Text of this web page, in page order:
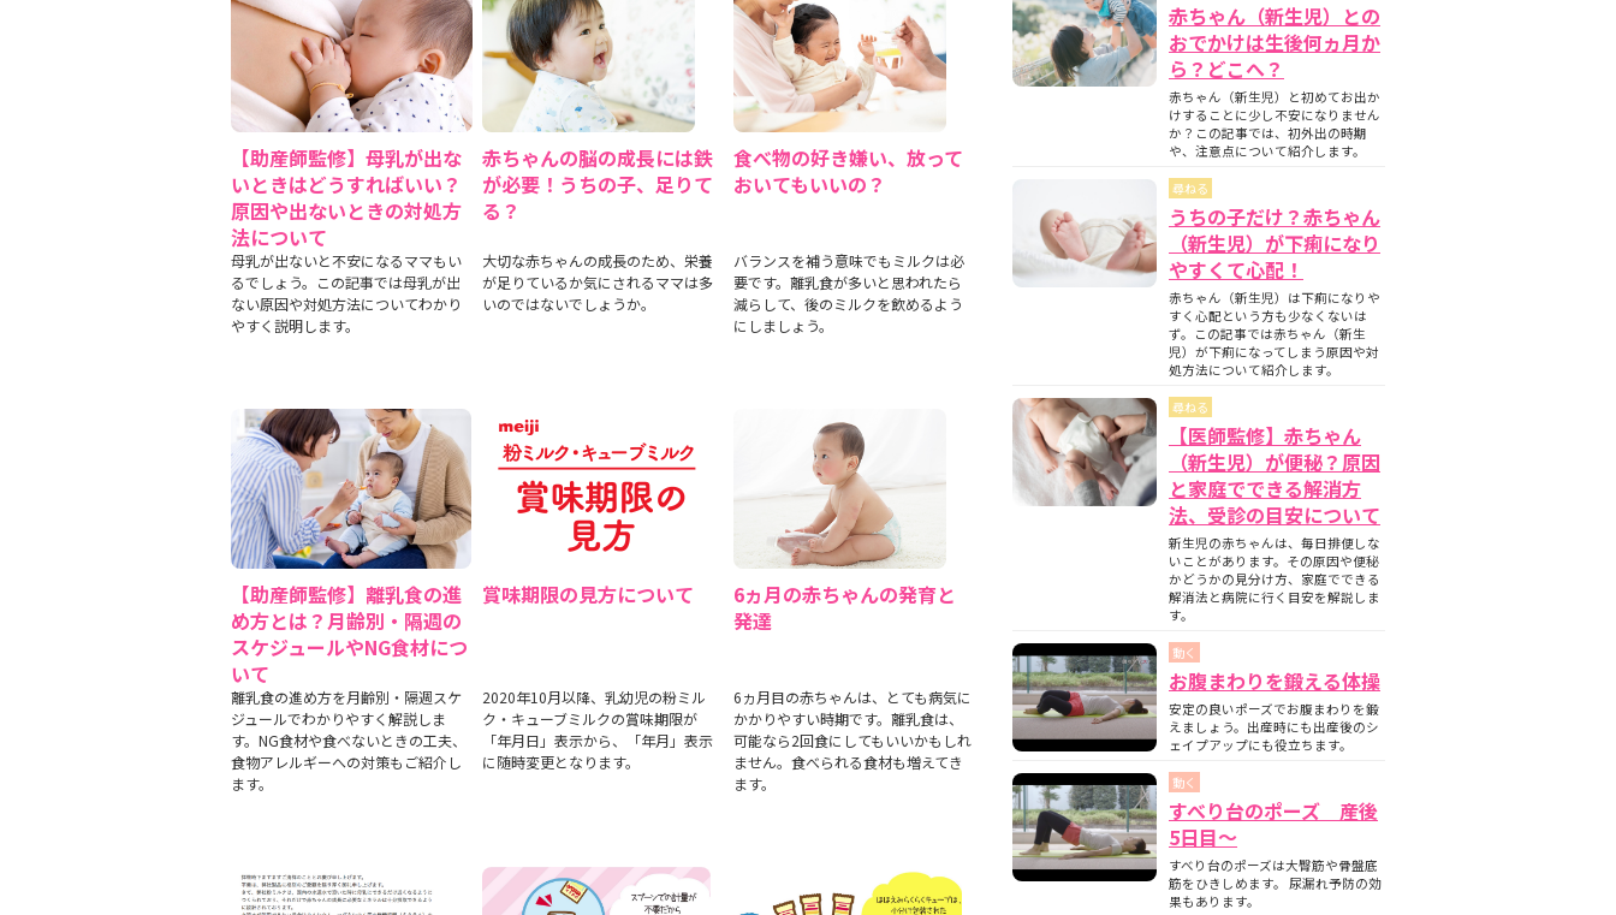
【助産師監修】母乳が出な
いときはどうすればいい？
原因や出ないときの対処方
法について
母乳が出ないと不安になるママもい
るでしょう。この記事では母乳が出
ない原因や対処方法についてわかり
やすく説明します。
赤ちゃんの脳の成長には鉄
が必要！うちの子、足りて
る？
大切な赤ちゃんの成長のため、栄養
が足りているか気にされるママは多
いのではないでしょうか。
食べ物の好き嫌い、放って
おいてもいいの？
バランスを補う意味でもミルクは必
要です。離乳食が多いと思われたら
減らして、後のミルクを飲めるよう
にしましょう。
【助産師監修】離乳食の進
め方とは？月齢別・隔週の
スケジュールやNG食材につ
いて
離乳食の進め方を月齢別・隔週スケ
ジュールでわかりやすく解説しま
す。NG食材や食べないときの工夫、
食物アレルギーへの対策もご紹介し
ます。
賞味期限の見方について
2020年10月以降、乳幼児の粉ミル
ク・キューブミルクの賞味期限が
「年月日」表示から、「年月」表示
に随時変更となります。
6ヵ月の赤ちゃんの発育と
発達
6ヵ月目の赤ちゃんは、とても病気に
かかりやすい時期です。離乳食は、
可能なら2回食にしてもいいかもしれ
ません。食べられる食材も増えてき
ます。
赤ちゃん（新生児）との
おでかけは生後何ヵ月か
ら？どこへ？
赤ちゃん（新生児）と初めてお出か
けすることに少し不安になりません
か？この記事では、初外出の時期
や、注意点について紹介します。
尋ねる
うちの子だけ？赤ちゃん
（新生児）が下痢になり
やすくて心配！
赤ちゃん（新生児）は下痢になりや
すく心配という方も少なくないは
ず。この記事では赤ちゃん（新生
児）が下痢になってしまう原因や対
処方法について紹介します。
尋ねる
【医師監修】赤ちゃん
（新生児）が便秘？原因
と家庭でできる解消方
法、受診の目安について
新生児の赤ちゃんは、毎日排便しな
いことがあります。その原因や便秘
かどうかの見分け方、家庭でできる
解消法と病院に行く目安を解説しま
す。
動く
お腹まわりを鍛える体操
安定の良いポーズでお腹まわりを鍛
えましょう。出産時にも出産後のシ
ェイプアップにも役立ちます。
動く
すべり台のポーズ 産後
5日目〜
すべり台のポーズは大臀筋や骨盤底
筋をひきしめます。 尿漏れ予防の効
果もあります。